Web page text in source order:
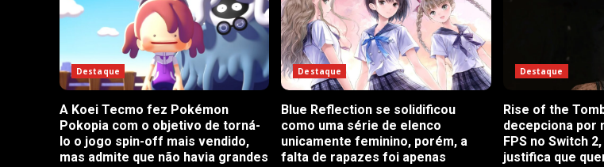
Destaque
A Koei Tecmo fez Pokémon
Pokopia com o objetivo de torná-
lo o jogo spin-off mais vendido,
mas admite que não havia grandes
Destaque
Blue Reflection se solidificou
como uma série de elenco
unicamente feminino, porém, a
falta de rapazes foi apenas
Destaque
Rise of the
decepciona por
FPS no Switch
justifica que